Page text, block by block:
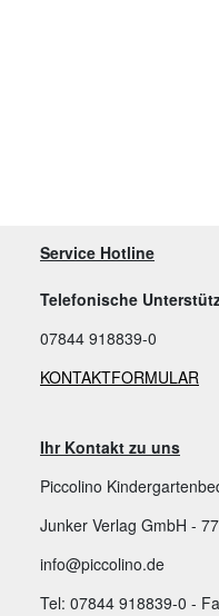
Service Hotline
Telefonische
07844 918839-0
KONTAKTFORMULAR
Ihr Kontakt zu uns
Piccolino
Junker Verlag GmbH -
info@piccolino.de
Tel: 07844 918839-0 -